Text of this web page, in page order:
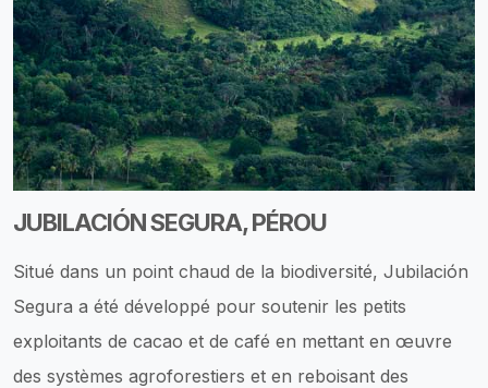
JUBILACIÓN SEGURA, PÉROU
Situé dans un point chaud de la biodiversité, Jubilación
Segura a été développé pour soutenir les petits
exploitants de cacao et de café en mettant en œuvre
des systèmes agroforestiers et en reboisant des